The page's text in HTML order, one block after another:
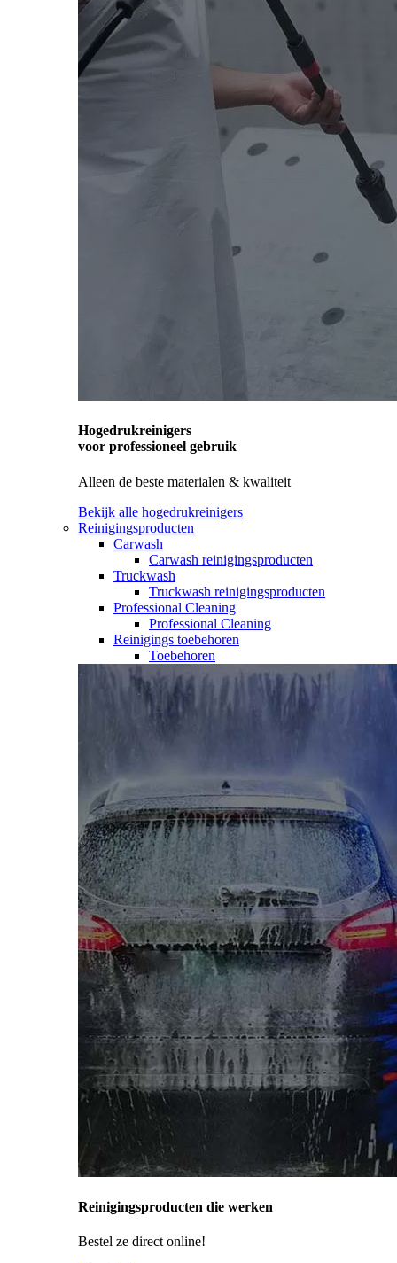
Hogedrukreinigers
voor professioneel gebruik
Alleen de beste materialen & kwaliteit
Bekijk alle hogedrukreinigers
Reinigingsproducten
Carwash
Carwash reinigingsproducten
Truckwash
Truckwash reinigingsproducten
Professional Cleaning
Professional Cleaning
Reinigings toebehoren
Toebehoren
Reinigingsproducten die werken
Bestel ze direct online!